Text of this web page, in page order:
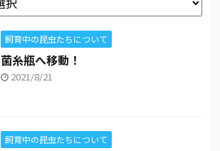
飼育中の昆虫たちについて
菌糸瓶へ移動！
2021/8/21
飼育中の昆虫たちについて